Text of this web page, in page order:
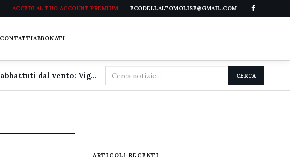
ACCEDI AL TUO ACCOUNT PREMIUM ECODELLALTOMOLISE@GMAIL.COM
CONTATTIABBONATI
Tromba d'aria nella valle del Volturno, decine di alberi abbattuti dal vento: Vigili del fuoco ripristinano lo stato dei luoghi
Cerca
nel
CERCA
ARTICOLI RECENTI